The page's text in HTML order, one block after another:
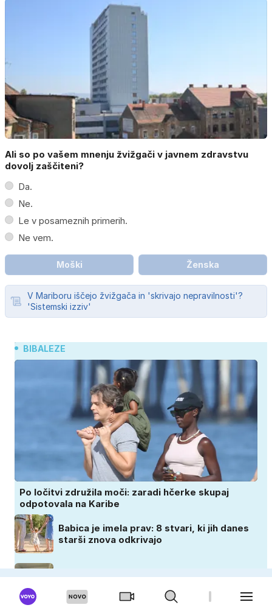
Ali so po vašem mnenju žvižgači v javnem zdravstvu
dovolj zaščiteni?
Da.
Ne.
Le v posameznih primerih.
Ne vem.
Moški Ženska
V Mariboru iščejo žvižgača in 'skrivajo nepravilnosti'?
'Sistemski izziv'
BIBALEZE
Po ločitvi združila moči: zaradi hčerke skupaj
odpotovala na Karibe
Babica je imela prav: 8 stvari, ki jih danes
starši znova odkrivajo
Na Hvaru uživata v zadnjih trenutkih v
dvoje